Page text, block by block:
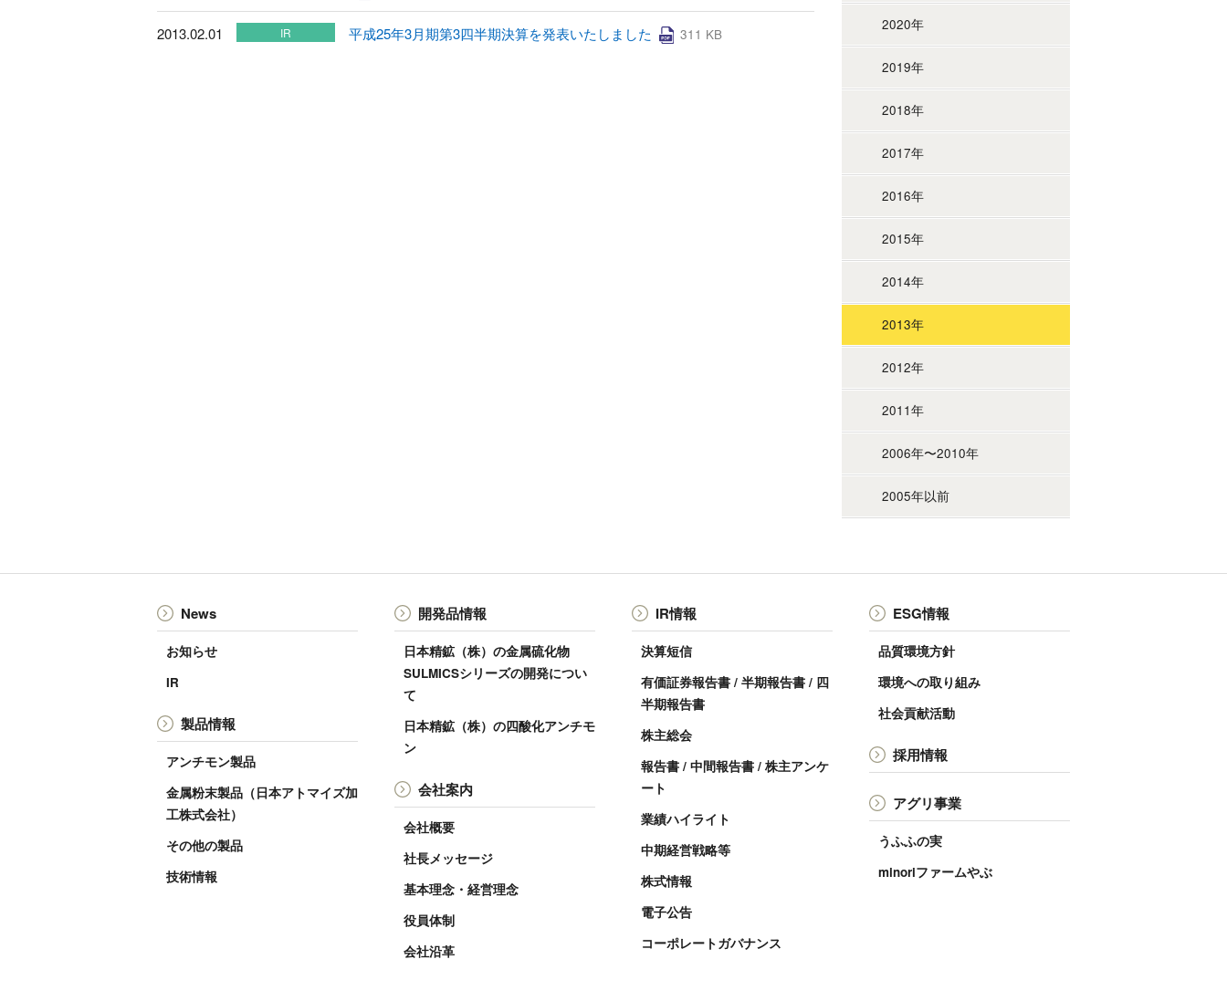
2013.02.01 IR 平成25年3月期第3四半期決算を発表いたしました 311 KB
2020年
2019年
2018年
2017年
2016年
2015年
2014年
2013年
2012年
2011年
2006年〜2010年
2005年以前
News
お知らせ
IR
製品情報
アンチモン製品
金属粉末製品（日本アトマイズ加
工株式会社）
その他の製品
技術情報
開発品情報
日本精鉱（株）の金属硫化物
SULMICSシリーズの開発につい
て
日本精鉱（株）の四酸化アンチモ
ン
会社案内
会社概要
社長メッセージ
基本理念・経営理念
役員体制
会社沿革
IR情報
決算短信
有価証券報告書 / 半期報告書 / 四
半期報告書
株主総会
報告書 / 中間報告書 / 株主アンケ
ート
業績ハイライト
中期経営戦略等
株式情報
電子公告
コーポレートガバナンス
ESG情報
品質環境方針
環境への取り組み
社会貢献活動
採用情報
アグリ事業
うふふの実
minoriファームやぶ